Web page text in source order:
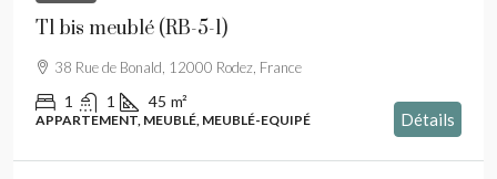
T1 bis meublé (RB-5-1)
38 Rue de Bonald, 12000 Rodez, France
1 1 45 m²
APPARTEMENT, MEUBLÉ, MEUBLÉ-EQUIPÉ Détails